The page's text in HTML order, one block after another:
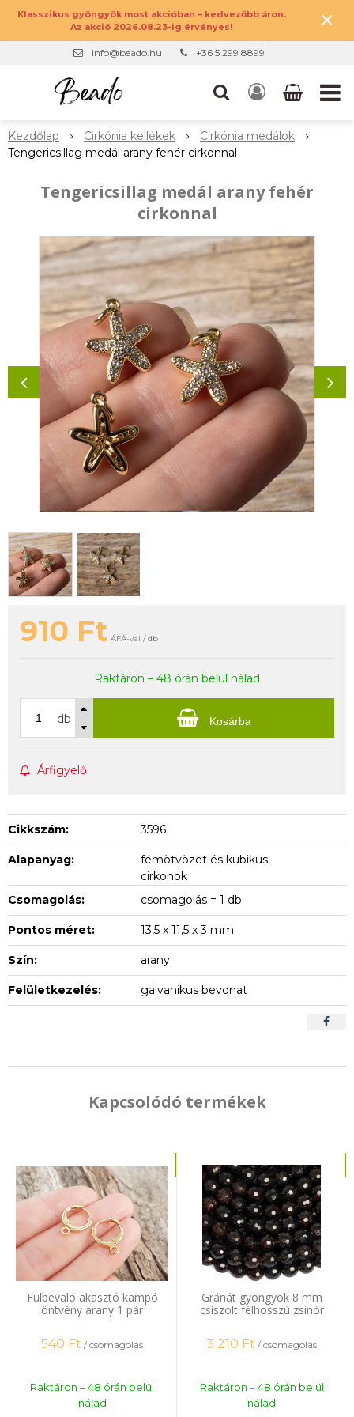
Klasszikus gyöngyök most akcióban – kedvezőbb áron.
Az akció 2026.08.23-ig érvényes!
×
info@beado.hu +36 5 299 8899
Kezdőlap Cirkónia kellékek
Cirkónia medálok
Tengericsillag medál arany fehér cirkonnal
Tengericsillag medál arany fehér
cirkonnal
910 Ft ÁFÁ-val / db
Raktáron – 48 órán belül nálad
db Kosárba
Árfigyelő
Cikkszám: 3596
Alapanyag:
fémötvözet és kubikus
cirkonok
Csomagolás:
csomagolás = 1 db
Pontos méret: 13,5 x 11,5 x 3 mm
Szín: arany
Felületkezelés: galvanikus bevonat
Kapcsolódó termékek
Fülbevaló akasztó kampó
öntvény arany 1 pár
540 Ft / csomagolás
Raktáron – 48 órán belül
nálad
Gránát gyöngyök 8 mm
csiszolt félhosszú zsinór
3 210 Ft / csomagolás
Raktáron – 48 órán belül
nálad